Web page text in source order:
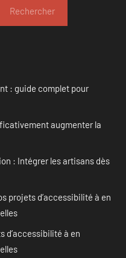
Rechercher
: guide complet pour
augmenter la
: Intégrer les artisans dès
projets d’accessibilité à en
d’accessibilité à en